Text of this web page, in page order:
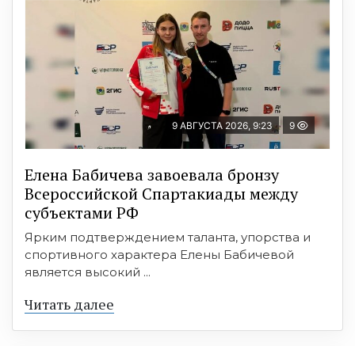
9 АВГУСТА 2026, 9:23 9
Елена Бабичева завоевала бронзу
Всероссийской Спартакиады между
субъектами РФ
Ярким подтверждением таланта, упорства и
спортивного характера Елены Бабичевой
является высокий ...
Читать далее